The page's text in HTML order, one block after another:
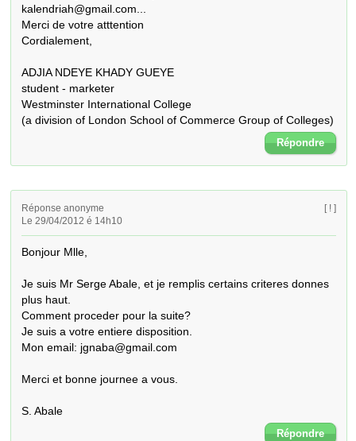
kalendriah@gmail.com...
Merci de votre atttention
Cordialement,
ADJIA NDEYE KHADY GUEYE
student - marketer
Westminster International College
(a division of London School of Commerce Group of Colleges)
Répondre
Réponse anonyme
Le 29/04/2012 é 14h10
[ ! ]
Bonjour Mlle,
Je suis Mr Serge Abale, et je remplis certains criteres donnes
plus haut.
Comment proceder pour la suite?
Je suis a votre entiere disposition.
Mon email: jgnaba@gmail.com
Merci et bonne journee a vous.
S. Abale
Répondre